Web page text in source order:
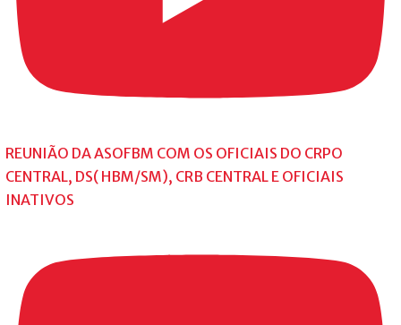
REUNIÃO DA ASOFBM COM OS OFICIAIS DO CRPO
CENTRAL, DS( HBM/SM), CRB CENTRAL E OFICIAIS
INATIVOS